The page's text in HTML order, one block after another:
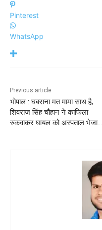
Pinterest
WhatsApp
Previous article
भोपाल : घबराना मत मामा साथ है,
शिवराज सिंह चौहान ने काफिला
रुकवाकर घायल को अस्पताल भेजा…